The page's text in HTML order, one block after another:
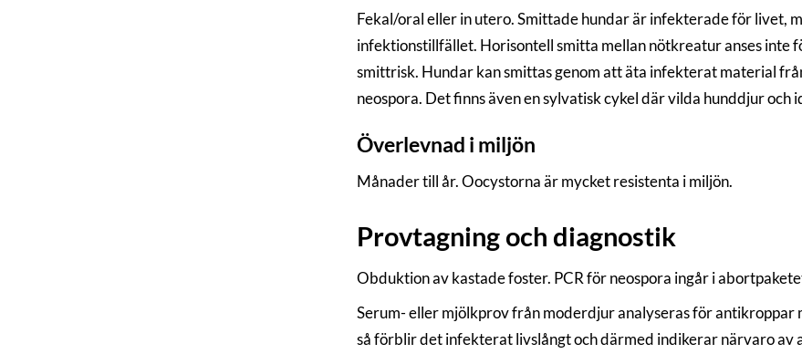
Fekal/oral eller in utero. Smittade hundar är infekterade för livet,
infektionstillfället. Horisontell smitta mellan nötkreatur anses inte
smittrisk. Hundar kan smittas genom att äta infekterat material
neospora. Det finns även en sylvatisk cykel där vilda hunddjur
Överlevnad i miljön
Månader till år. Oocystorna är mycket resistenta i miljön.
Provtagning och diagnostik
Obduktion av kastade foster. PCR för neospora ingår i
Serum- eller mjölkprov från moderdjur analyseras för
så förblir det infekterat livslångt och därmed indikerar närvaro